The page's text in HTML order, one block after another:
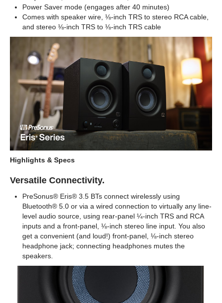
Power Saver mode (engages after 40 minutes)
Comes with speaker wire, ⅛-inch TRS to stereo RCA cable,
and stereo ⅛-inch TRS to ⅛-inch TRS cable
Highlights & Specs
Versatile Connectivity.
PreSonus® Eris® 3.5 BTs connect wirelessly using
Bluetooth® 5.0 or via a wired connection to virtually any line-
level audio source, using rear-panel ¼-inch TRS and RCA
inputs and a front-panel, ⅛-inch stereo line input. You also
get a convenient (and loud!) front-panel, ⅛-inch stereo
headphone jack; connecting headphones mutes the
speakers.